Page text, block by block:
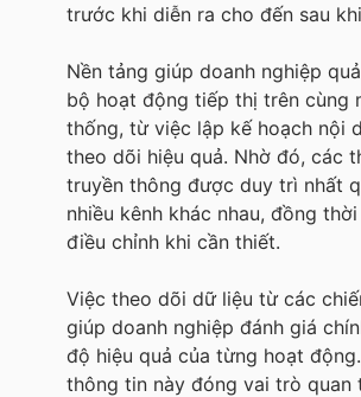
trước khi diễn ra cho đến sau
Nền tảng giúp doanh nghiệp
bộ hoạt động tiếp thị trên cùng
thống, từ việc lập kế hoạch nội
theo dõi hiệu quả. Nhờ đó, các
truyền thông được duy trì nhất
nhiều kênh khác nhau, đồng
điều chỉnh khi cần thiết.
Việc theo dõi dữ liệu từ các
giúp doanh nghiệp đánh giá
độ hiệu quả của từng hoạt
thông tin này đóng vai trò quan